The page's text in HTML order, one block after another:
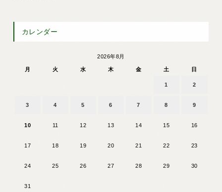
カレンダー
2026年8月
月 火 水 木 金 土 日
1 2
3 4 5 6 7 8 9
10 11 12 13 14 15 16
17 18 19 20 21 22 23
24 25 26 27 28 29 30
31